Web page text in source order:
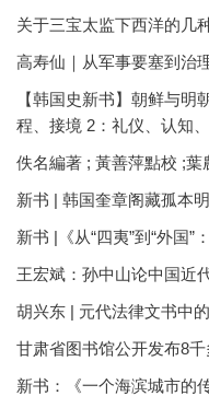
关于三宝太监下西洋的几
高寿仙｜从军事要塞到治
【韩国史新书】朝鲜与明
程、接境 2：礼仪、认知
佚名編著 ; 黃善萍點校 ;葉
新书 | 韩国奎章阁藏孤本
新书 |《从“四夷”到“外国”
王宏斌：孙中山论中国近
胡兴东 | 元代法律文书中
甘肃省图书馆公开发布8
新书：《一个海滨城市的